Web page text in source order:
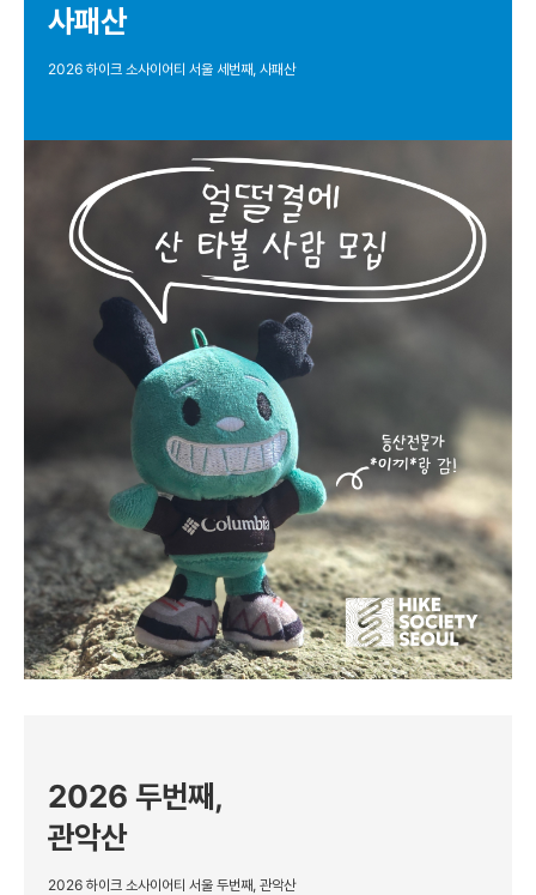
사패산
2026 하이크 소사이어티 서울 세번째, 사패산
2026 두번째,
관악산
2026 하이크 소사이어티 서울 두번째, 관악산